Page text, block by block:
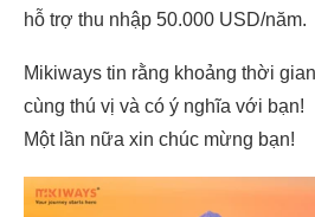
hỗ trợ thu nhập 50.000 USD/năm.
Mikiways tin rằng khoảng thời
cùng thú vị và có ý nghĩa với bạn!
Một lần nữa xin chúc mừng bạn!